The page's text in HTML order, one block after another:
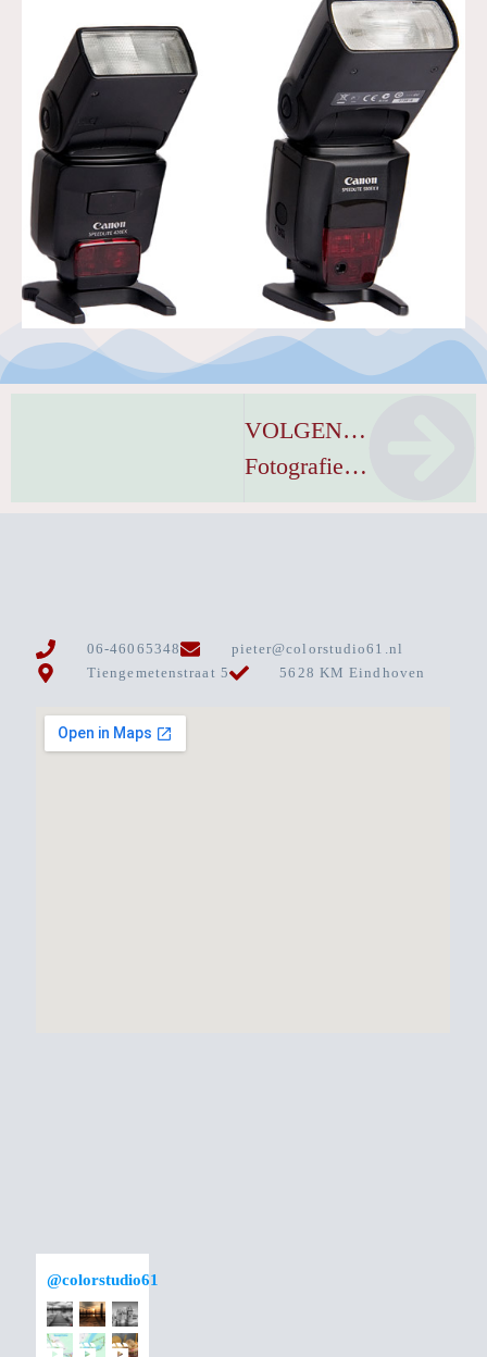
VOLGENDE
Fotografiecursus.
@colorstudio61
06-46065348
pieter@colorstudio61.nl
Tiengemetenstraat 5
5628 KM Eindhoven